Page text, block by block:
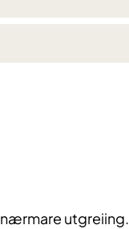
utgreiing.